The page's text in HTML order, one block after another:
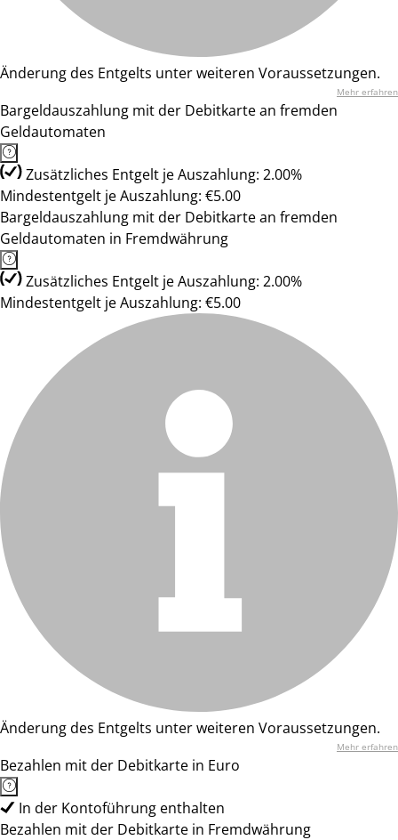
Änderung des Entgelts unter weiteren Voraussetzungen.
Mehr erfahren
Bargeldauszahlung mit der Debitkarte an fremden
Geldautomaten
Zusätzliches Entgelt je Auszahlung: 2.00%
Mindestentgelt je Auszahlung: €5.00
Bargeldauszahlung mit der Debitkarte an fremden
Geldautomaten in Fremdwährung
Zusätzliches Entgelt je Auszahlung: 2.00%
Mindestentgelt je Auszahlung: €5.00
Änderung des Entgelts unter weiteren Voraussetzungen.
Mehr erfahren
Bezahlen mit der Debitkarte in Euro
In der Kontoführung enthalten
Bezahlen mit der Debitkarte in Fremdwährung